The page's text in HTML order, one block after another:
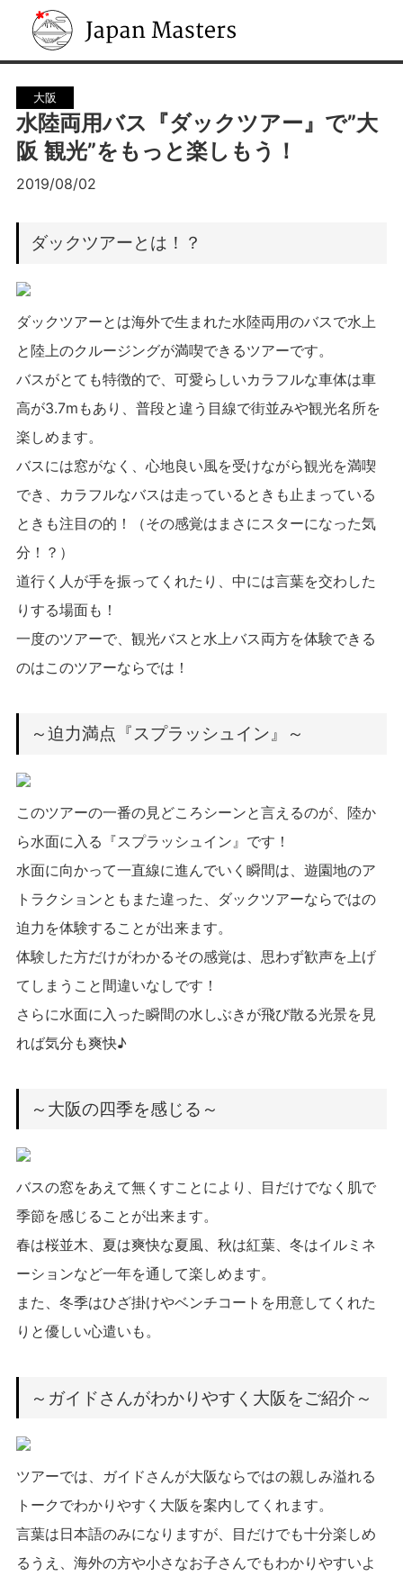
Japan Masters
大阪
水陸両用バス『ダックツアー』で”大
阪 観光”をもっと楽しもう！
2019/08/02
ダックツアーとは！？
ダックツアーとは海外で生まれた水陸両用のバスで水上
と陸上のクルージングが満喫できるツアーです。
バスがとても特徴的で、可愛らしいカラフルな車体は車
高が3.7mもあり、普段と違う目線で街並みや観光名所を
楽しめます。
バスには窓がなく、心地良い風を受けながら観光を満喫
でき、カラフルなバスは走っているときも止まっている
ときも注目の的！（その感覚はまさにスターになった気
分！？）
道行く人が手を振ってくれたり、中には言葉を交わした
りする場面も！
一度のツアーで、観光バスと水上バス両方を体験できる
のはこのツアーならでは！
～迫力満点『スプラッシュイン』～
このツアーの一番の見どころシーンと言えるのが、陸か
ら水面に入る『スプラッシュイン』です！
水面に向かって一直線に進んでいく瞬間は、遊園地のア
トラクションともまた違った、ダックツアーならではの
迫力を体験することが出来ます。
体験した方だけがわかるその感覚は、思わず歓声を上げ
てしまうこと間違いなしです！
さらに水面に入った瞬間の水しぶきが飛び散る光景を見
れば気分も爽快♪
～大阪の四季を感じる～
バスの窓をあえて無くすことにより、目だけでなく肌で
季節を感じることが出来ます。
春は桜並木、夏は爽快な夏風、秋は紅葉、冬はイルミネ
ーションなど一年を通して楽しめます。
また、冬季はひざ掛けやベンチコートを用意してくれた
りと優しい心遣いも。
～ガイドさんがわかりやすく大阪をご紹介～
ツアーでは、ガイドさんが大阪ならではの親しみ溢れる
トークでわかりやすく大阪を案内してくれます。
言葉は日本語のみになりますが、目だけでも十分楽しめ
るうえ、海外の方や小さなお子さんでもわかりやすいよ